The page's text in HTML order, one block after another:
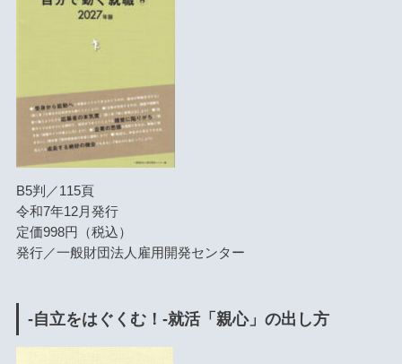
B5判／115頁
令和7年12月発行
定価998円（税込）
発行／一般財団法人雇用開発センター
-自立をはぐくむ！-就活「親心」の出し方